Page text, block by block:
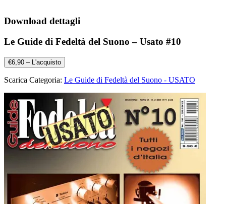
Download dettagli
Le Guide di Fedeltà del Suono – Usato #10
€6,90 – L'acquisto
Scarica Categoria: Le Guide di Fedeltà del Suono - USATO